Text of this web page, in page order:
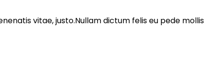
vitae, justo.Nullam dictum felis eu pede mollis